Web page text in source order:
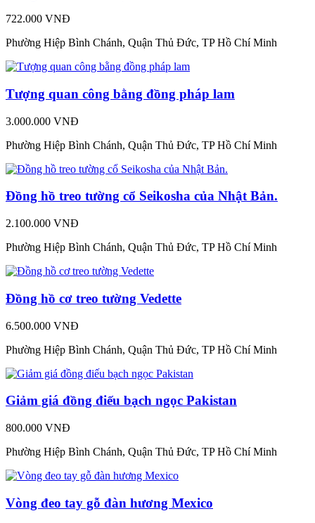
722.000 VNĐ
Phường Hiệp Bình Chánh, Quận Thủ Đức, TP Hồ Chí Minh
Tượng quan công bằng đồng pháp lam
3.000.000 VNĐ
Phường Hiệp Bình Chánh, Quận Thủ Đức, TP Hồ Chí Minh
Đồng hồ treo tường cổ Seikosha của Nhật Bản.
2.100.000 VNĐ
Phường Hiệp Bình Chánh, Quận Thủ Đức, TP Hồ Chí Minh
Đồng hồ cơ treo tường Vedette
6.500.000 VNĐ
Phường Hiệp Bình Chánh, Quận Thủ Đức, TP Hồ Chí Minh
Giảm giá đồng điếu bạch ngọc Pakistan
800.000 VNĐ
Phường Hiệp Bình Chánh, Quận Thủ Đức, TP Hồ Chí Minh
Vòng đeo tay gỗ đàn hương Mexico